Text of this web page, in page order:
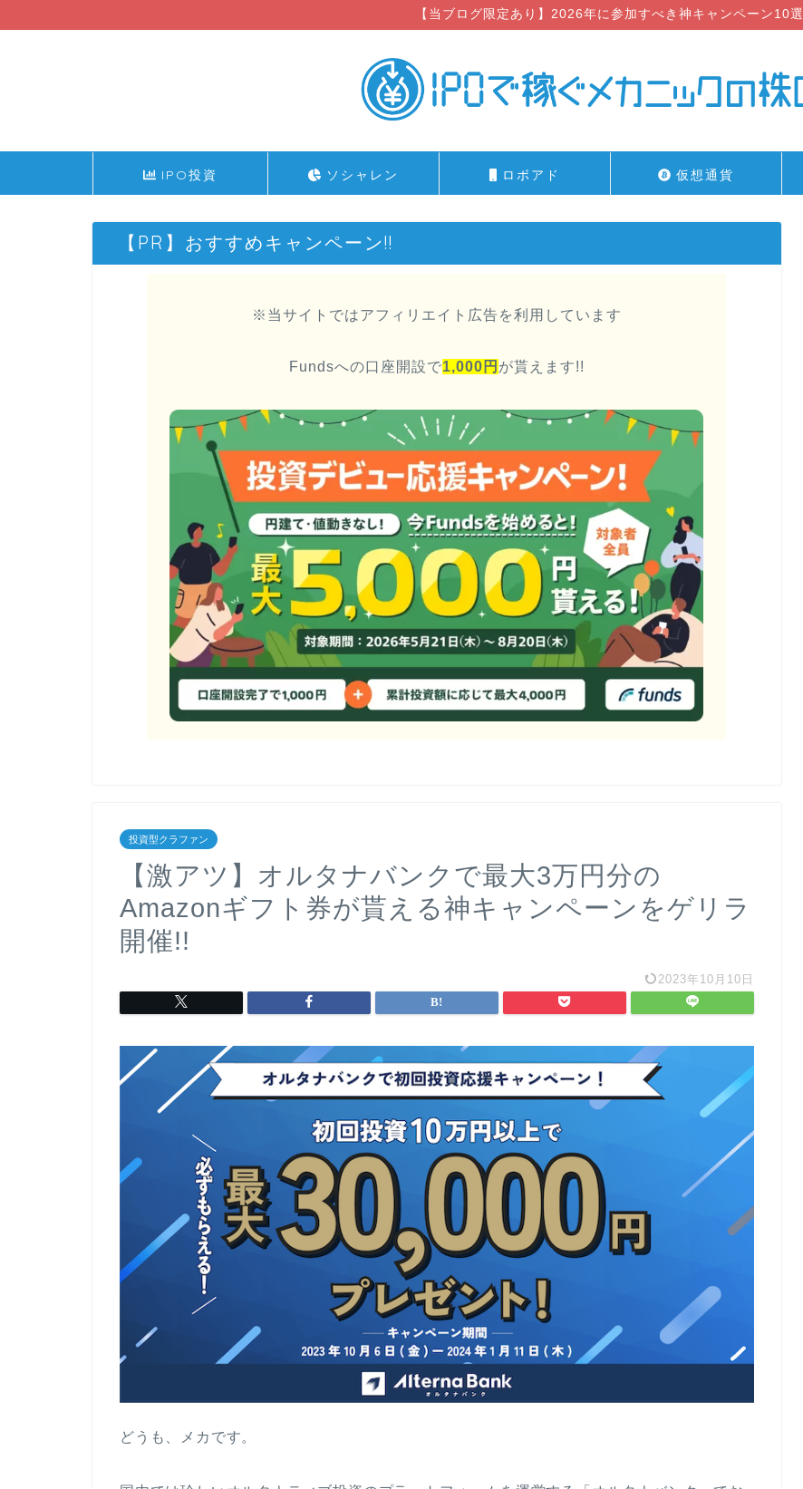
【当ブログ限定あり】2026年に参加すべき神キャンペーン10選
IPO投資 ソシャレン ロボアド 仮想通貨
【PR】おすすめキャンペーン!!
※当サイトではアフィリエイト広告を利用しています
Fundsへの口座開設で1,000円 が貰えます!!
投資型クラファン
【激アツ】オルタナバンクで最大3万円分の
Amazonギフト券が貰える神キャンペーンをゲリラ
開催!!
2023年10月10日
どうも、メカです。